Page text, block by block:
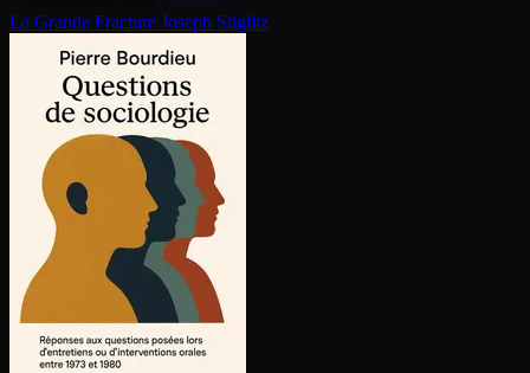
La Grande Fracture Joseph Stiglitz